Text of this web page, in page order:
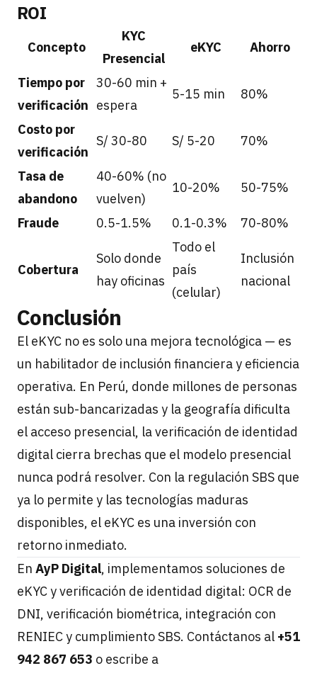
ROI
Concepto
KYC
Presencial
eKYC Ahorro
Tiempo por
verificación
30-60 min +
espera
5-15 min 80%
Costo por
verificación
S/ 30-80 S/ 5-20 70%
Tasa de
abandono
40-60% (no
vuelven)
10-20% 50-75%
Fraude 0.5-1.5% 0.1-0.3% 70-80%
Cobertura
Solo donde
hay oficinas
Todo el
país
(celular)
Inclusión
nacional
Conclusión
El eKYC no es solo una mejora tecnológica — es
un habilitador de inclusión financiera y eficiencia
operativa. En Perú, donde millones de personas
están sub-bancarizadas y la geografía dificulta
el acceso presencial, la verificación de identidad
digital cierra brechas que el modelo presencial
nunca podrá resolver. Con la regulación SBS que
ya lo permite y las tecnologías maduras
disponibles, el eKYC es una inversión con
retorno inmediato.
En AyP Digital, implementamos soluciones de
eKYC y verificación de identidad digital: OCR de
DNI, verificación biométrica, integración con
RENIEC y cumplimiento SBS. Contáctanos al +51
942 867 653 o escribe a